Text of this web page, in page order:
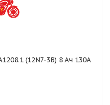
(12N7-3B) 8 Ач 130А